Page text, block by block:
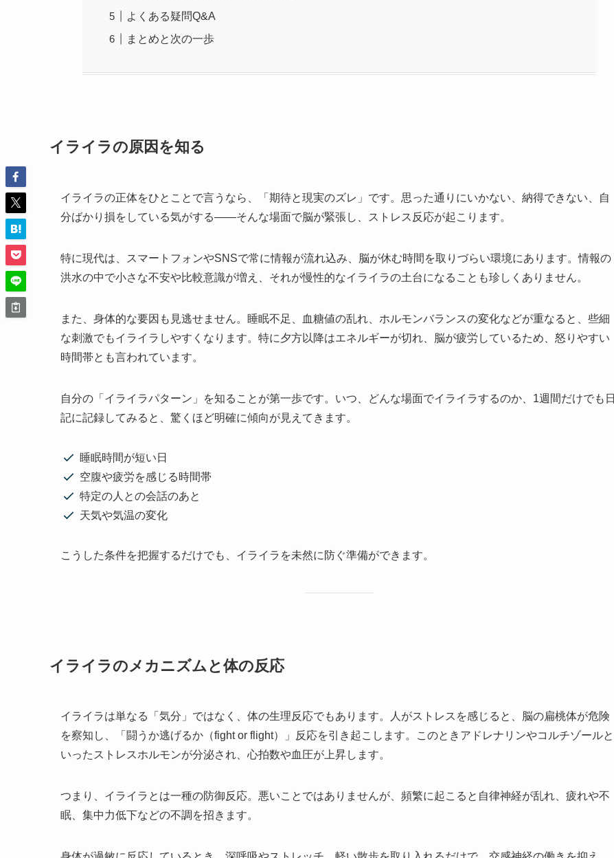
よくある疑問Q&A
まとめと次の一歩
イライラの原因を知る
イライラの正体をひとことで言うなら、「期待と現実のズレ」です。思った通りにいかない、納得できない、自
分ばかり損をしている気がする——そんな場面で脳が緊張し、ストレス反応が起こります。
特に現代は、スマートフォンやSNSで常に情報が流れ込み、脳が休む時間を取りづらい環境にあります。情報の
洪水の中で小さな不安や比較意識が増え、それが慢性的なイライラの土台になることも珍しくありません。
また、身体的な要因も見逃せません。睡眠不足、血糖値の乱れ、ホルモンバランスの変化などが重なると、些細
な刺激でもイライラしやすくなります。特に夕方以降はエネルギーが切れ、脳が疲労しているため、怒りやすい
時間帯とも言われています。
自分の「イライラパターン」を知ることが第一歩です。いつ、どんな場面でイライラするのか、1週間だけでも日
記に記録してみると、驚くほど明確に傾向が見えてきます。
睡眠時間が短い日
空腹や疲労を感じる時間帯
特定の人との会話のあと
天気や気温の変化
こうした条件を把握するだけでも、イライラを未然に防ぐ準備ができます。
イライラのメカニズムと体の反応
イライラは単なる「気分」ではなく、体の生理反応でもあります。人がストレスを感じると、脳の扁桃体が危険
を察知し、「闘うか逃げるか（fight or flight）」反応を引き起こします。このときアドレナリンやコルチゾールと
いったストレスホルモンが分泌され、心拍数や血圧が上昇します。
つまり、イライラとは一種の防御反応。悪いことではありませんが、頻繁に起こると自律神経が乱れ、疲れや不
眠、集中力低下などの不調を招きます。